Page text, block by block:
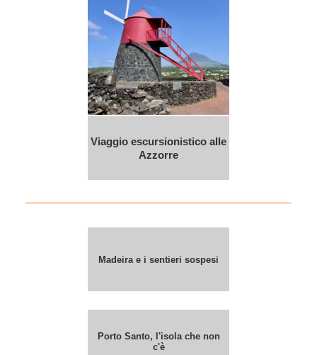
Viaggio escursionistico alle
Azzorre
Madeira e i sentieri sospesi
Porto Santo, l'isola che non
c'è